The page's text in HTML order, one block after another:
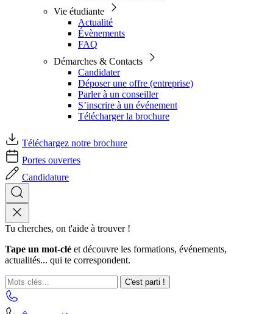
Vie étudiante
Actualité
Évènements
FAQ
Démarches & Contacts
Candidater
Déposer une offre (entreprise)
Parler à un conseiller
S’inscrire à un événement
Télécharger la brochure
Téléchargez notre brochure
Portes ouvertes
Candidature
Tu cherches, on t'aide à trouver !
Tape un mot-clé et découvre les formations, événements,
actualités... qui te correspondent.
C'est parti !